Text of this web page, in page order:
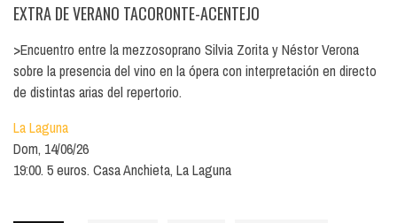
EXTRA DE VERANO TACORONTE-ACENTEJO
>Encuentro entre la mezzosoprano Silvia Zorita y Néstor Verona
sobre la presencia del vino en la ópera con interpretación en directo
de distintas arias del repertorio.
La Laguna
Dom, 14/06/26
19:00. 5 euros. Casa Anchieta, La Laguna